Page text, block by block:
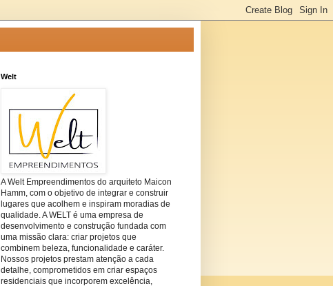
Welt
A Welt Empreendimentos do arquiteto Maicon
Hamm, com o objetivo de integrar e construir
lugares que acolhem e inspiram moradias de
qualidade. A WELT é uma empresa de
desenvolvimento e construção fundada com
uma missão clara: criar projetos que
combinem beleza, funcionalidade e caráter.
Nossos projetos prestam atenção a cada
detalhe, comprometidos em criar espaços
residenciais que incorporem excelência,